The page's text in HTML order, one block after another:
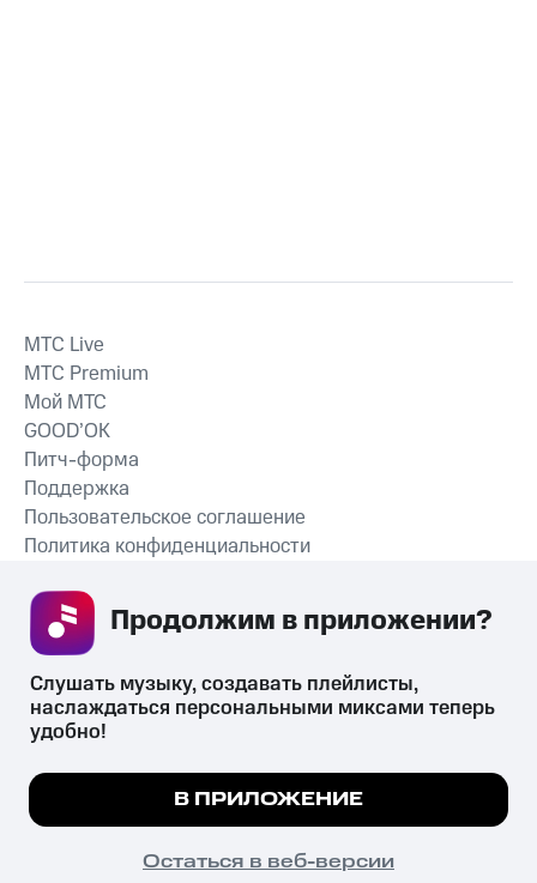
СКАЧАТЬ ПРИЛОЖЕНИЕ
MTС Live
MTС Premium
Мой МТС
GOOD’OK
Питч-форма
Поддержка
Пользовательское соглашение
Политика конфиденциальности
психотропных веществ, их аналогов причиняет вред здоровью,
их незаконный оборот запрещён и влечёт установленную
законодательством ответственность.
© 2026 ООО «КИОН».
Все права защищены
Мы используем куки, чтобы на сайте все
Подробнее
ПОНЯТНО
Слушать музыку, создавать плейлисты,
наслаждаться персональными миксами теперь
удобно!
В ПРИЛОЖЕНИЕ
Остаться в веб-версии